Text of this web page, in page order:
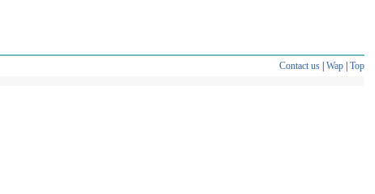
Contact us| Wap| Top